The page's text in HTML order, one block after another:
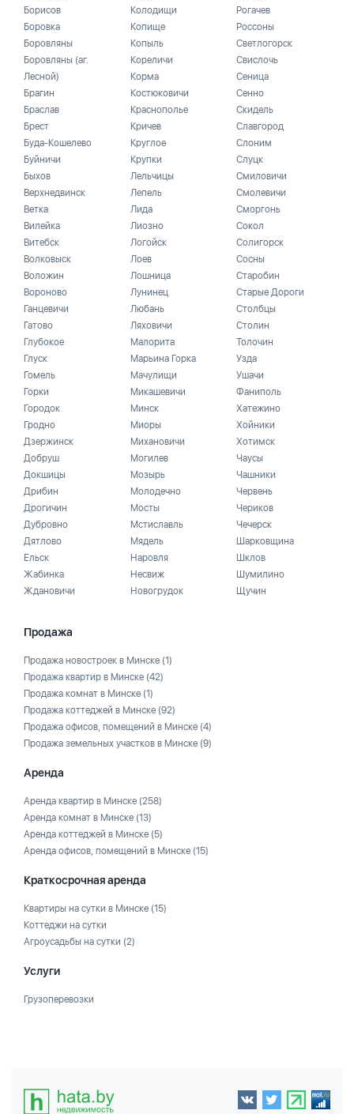
Борисов
Боровка
Боровляны
Боровляны (аг.
Лесной)
Брагин
Браслав
Брест
Буда-Кошелево
Буйничи
Быхов
Верхнедвинск
Ветка
Вилейка
Витебск
Волковыск
Воложин
Вороново
Ганцевичи
Гатово
Глубокое
Глуск
Гомель
Горки
Городок
Гродно
Дзержинск
Добруш
Докшицы
Дрибин
Дрогичин
Дубровно
Дятлово
Ельск
Жабинка
Ждановичи
Колодищи
Копище
Копыль
Кореличи
Корма
Костюковичи
Краснополье
Кричев
Круглое
Крупки
Лельчицы
Лепель
Лида
Лиозно
Логойск
Лоев
Лошница
Лунинец
Любань
Ляховичи
Малорита
Марьина Горка
Мачулищи
Микашевичи
Минск
Миоры
Михановичи
Могилев
Мозырь
Молодечно
Мосты
Мстиславль
Мядель
Наровля
Несвиж
Новогрудок
Рогачев
Россоны
Светлогорск
Свислочь
Сеница
Сенно
Скидель
Славгород
Слоним
Слуцк
Смиловичи
Смолевичи
Сморгонь
Сокол
Солигорск
Сосны
Старобин
Старые Дороги
Столбцы
Столин
Толочин
Узда
Ушачи
Фаниполь
Хатежино
Хойники
Хотимск
Чаусы
Чашники
Червень
Чериков
Чечерск
Шарковщина
Шклов
Шумилино
Щучин
Продажа
Продажа новостроек в Минске (1)
Продажа квартир в Минске (42)
Продажа комнат в Минске (1)
Продажа коттеджей в Минске (92)
Продажа офисов, помещений в Минске (4)
Продажа земельных участков в Минске (9)
Аренда
Аренда квартир в Минске (258)
Аренда комнат в Минске (13)
Аренда коттеджей в Минске (5)
Аренда офисов, помещений в Минске (15)
Краткосрочная аренда
Квартиры на сутки в Минске (15)
Коттеджи на сутки
Агроусадьбы на сутки (2)
Услуги
Грузоперевозки